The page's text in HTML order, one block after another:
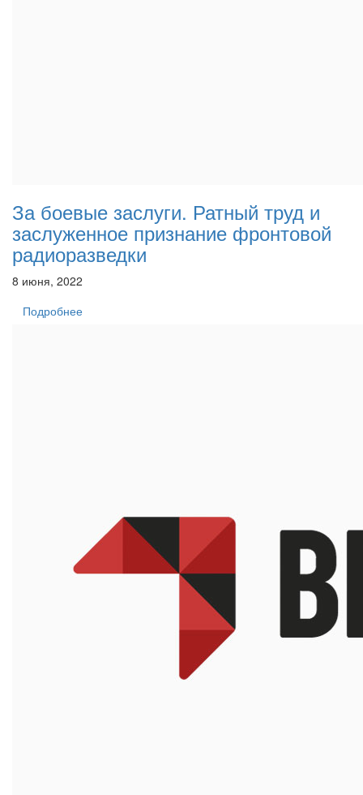
За боевые заслуги. Ратный труд и
заслуженное признание фронтовой
радиоразведки
8 июня, 2022
Подробнее